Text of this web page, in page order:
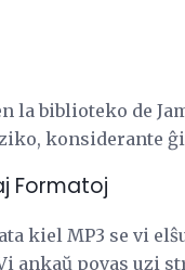
la biblioteko de
konsiderante
Formatoj
kiel MP3 se vi
ankaŭ povas uzi